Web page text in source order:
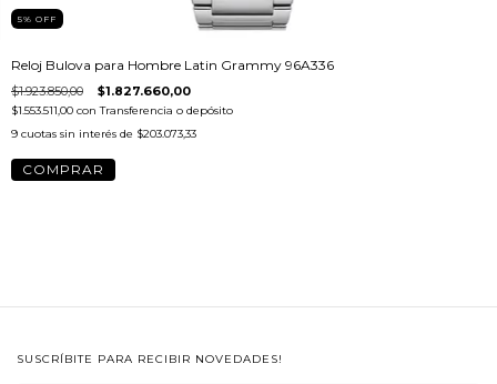
5% OFF
Reloj Bulova para Hombre Latin Grammy 96A336
$1.923.850,00 $1.827.660,00
$1.553.511,00 con Transferencia o depósito
9 cuotas sin interés de $203.073,33
SUSCRÍBITE PARA RECIBIR NOVEDADES!